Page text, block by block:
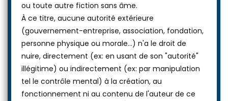
ou toute autre fiction sans âme.
À ce titre, aucune autorité extérieure
(gouvernement-entreprise, association, fondation,
personne physique ou morale...) n'a le droit de
nuire, directement (ex: en usant de son "autorité"
illégitime) ou indirectement (ex: par manipulation
tel le contrôle mental) à la création, au
fonctionnement ni au contenu de l'auteur de ce